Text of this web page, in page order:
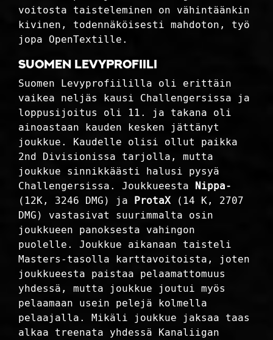
voitosta taisteleminen on vähintäänkin
kivinen, todennäköisesti mahdoton, työ
jopa OpenTextille.
Suomen Levyprofiili
Suomen Levyprofiililla oli erittäin
vaikea neljäs kausi Challengersissa ja
loppusijoitus oli 11. ja takana oli
ainoastaan kauden kesken jättänyt
joukkue. Kaudelle olisi ollut paikka
2nd Divisionissa tarjolla, mutta
joukkue sinnikkäästi halusi pysyä
Challengersissa. Joukkueesta Nippa-
(12K, 3246 DMG) ja ProtaX(14 K, 2707
DMG) vastasivat suurimmalta osin
joukkueen panoksesta vahingon
puolelle. Joukkue aikanaan taisteli
Masters-tasolla karttavoitoista, joten
joukkueesta paistaa pelaamattomuus
yhdessä, mutta joukkue joutui myös
pelaamaan usein pelejä kolmella
pelaajalla. Mikäli joukkue jaksaa taas
alkaa treenata yhdessä Kanaliigan